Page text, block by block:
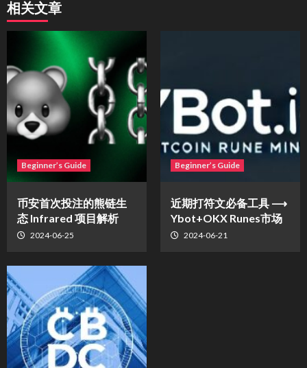
相关文章
Beginner’s Guide
币安首次投注的熊链生
态 Infrared 项目解析
2024-06-25
Beginner’s Guide
近期打符文必备工具 ⟶
Ybot+OKX Runes市场
2024-06-21